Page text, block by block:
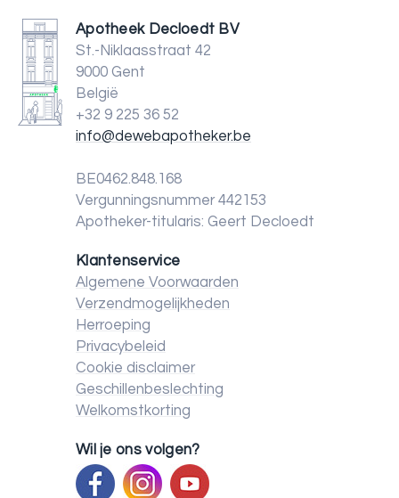
Apotheek Decloedt BV
St.-Niklaasstraat 42
9000 Gent
België
+32 9 225 36 52
info@dewebapotheker.be
BE0462.848.168
Vergunningsnummer 442153
Apotheker-titularis: Geert Decloedt
Klantenservice
Algemene Voorwaarden
Verzendmogelijkheden
Herroeping
Privacybeleid
Cookie disclaimer
Geschillenbeslechting
Welkomstkorting
Wil je ons volgen?